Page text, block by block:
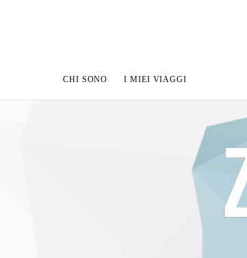
CHI SONO I MIEI VIAGGI